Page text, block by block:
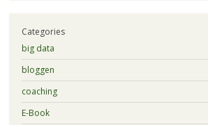
Categories
big data
bloggen
coaching
E-Book